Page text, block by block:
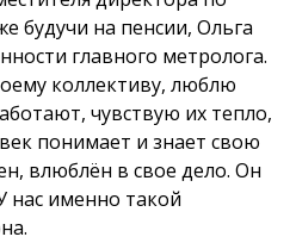
будучи на пенсии, Ольга
главного метролога.
коллективу, люблю
чувствую их тепло,
понимает и знает свою
влюблён в свое дело. Он
нас именно такой